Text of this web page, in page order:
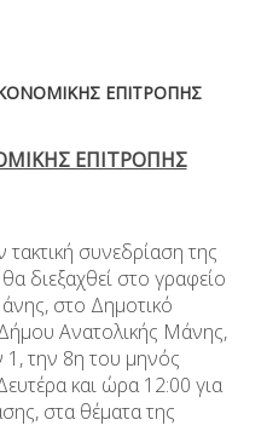
ΕΠΙΤΡΟΠΗΣ
ΕΠΙΤΡΟΠΗΣ
συνεδρίαση της
διεξαχθεί στο γραφείο
στο Δημοτικό
Ανατολικής Μάνης,
την 8η του μηνός
και ώρα 12:00 για
στα θέματα της